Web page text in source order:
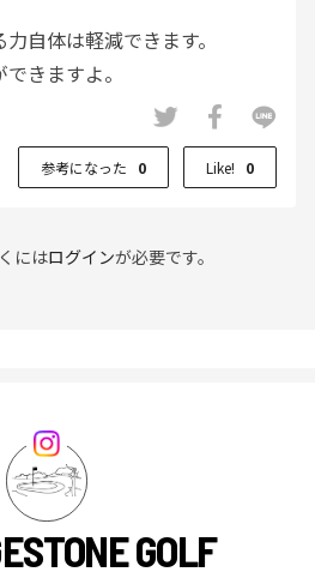
自体は軽減できます。
きますよ。
参考になった 0 Like! 0
にはログインが必要です。
GOLF